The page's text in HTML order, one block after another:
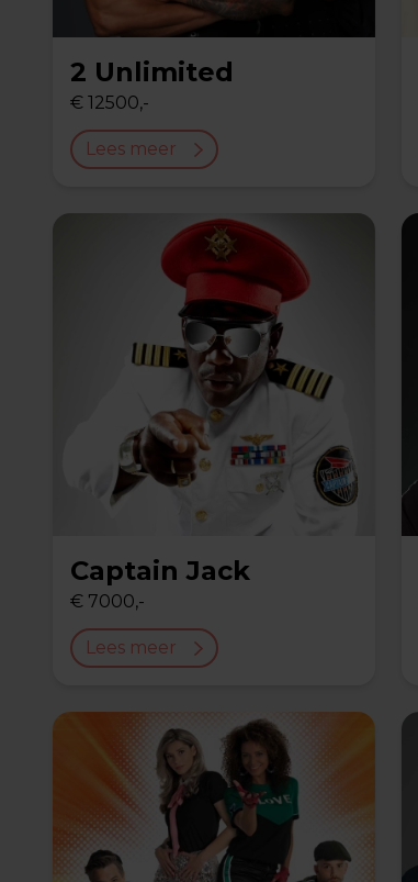
2 Unlimited
€ 12500,-
Lees meer
Captain Jack
€ 7000,-
Lees meer